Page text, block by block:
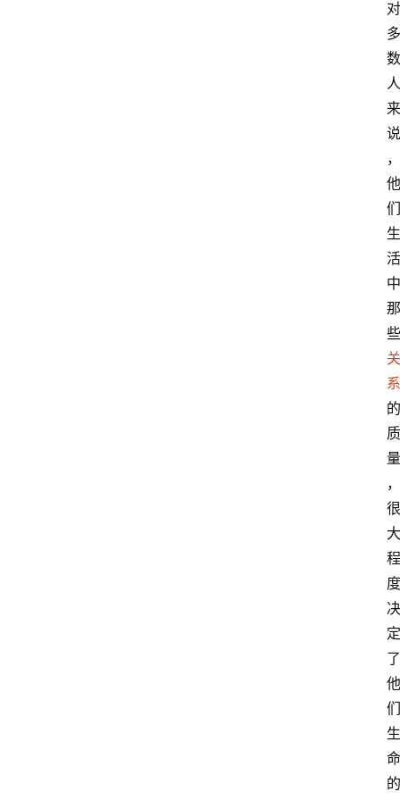
对
多
数
人
来
说
，
他
们
生
活
中
那
些
关
系
的
质
量
，
很
大
程
度
决
定
了
他
们
生
命
的